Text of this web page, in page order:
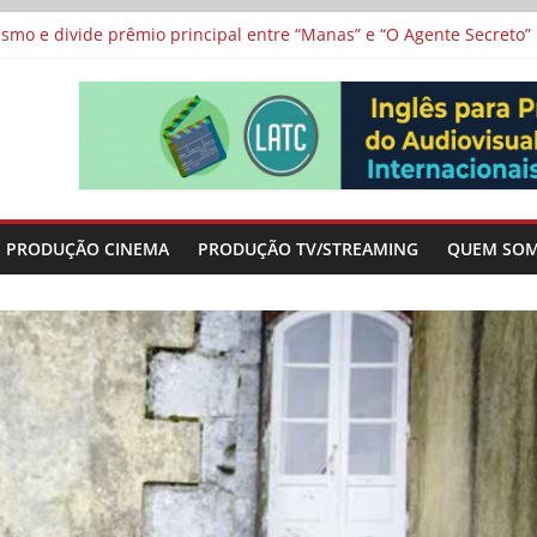
e divide prêmio principal entre “Manas” e “O Agente Secreto”
Cinema
de escolas públicas
PRODUÇÃO CINEMA PRODUÇÃO TV/STREAMING QUEM